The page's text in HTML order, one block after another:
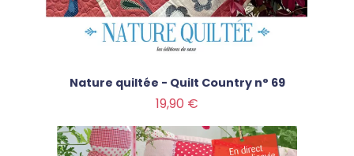
Nature quiltée - Quilt Country n° 69
19,90 €